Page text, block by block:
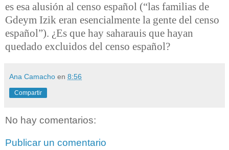
es esa alusión al censo español (“las familias de
Gdeym Izik eran esencialmente la gente del censo
español”). ¿Es que hay saharauis que hayan
quedado excluidos del censo español?
Ana Camacho en 8:56
Compartir
No hay comentarios:
Publicar un comentario